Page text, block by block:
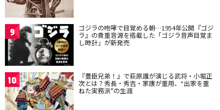
9 ゴジラの咆哮で目覚める朝…1954年公開『ゴジ
ラ』の貴重音源を搭載した「ゴジラ音声目覚ま
し時計」が新発売
10 『豊臣兄弟！』で萩原護が演じる武将・小堀正
次とは？秀長・秀吉・家康が重用、“出家を重
ねた実務派”の生涯